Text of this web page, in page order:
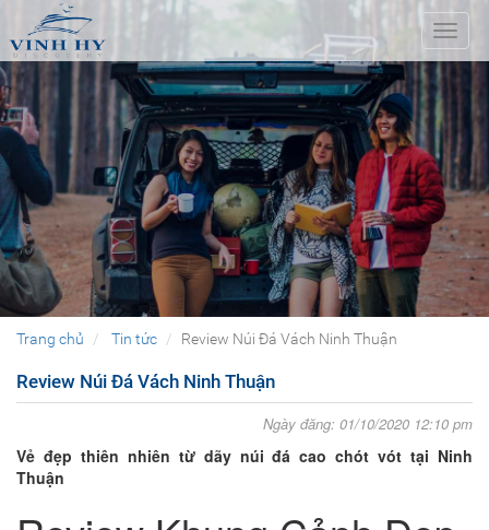
Trang chủ Tin tức Review Núi Đá Vách Ninh Thuận
Review Núi Đá Vách Ninh Thuận
Ngày đăng: 01/10/2020 12:10 pm
Vẻ đẹp thiên nhiên từ dãy núi đá cao chót vót tại Ninh
Thuận